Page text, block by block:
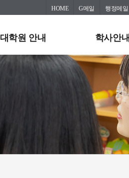
HOME G메일 행정메일
대학원 안내 학사안내